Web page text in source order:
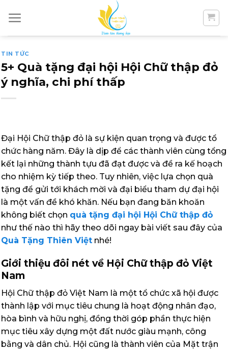
TIN TỨC
5+ Quà tặng đại hội Hội Chữ thập đỏ
ý nghĩa, chi phí thấp
Đại Hội Chữ thập đỏ là sự kiện quan trọng và được tổ
chức hàng năm. Đây là dịp để các thành viên cùng tổng
kết lại những thành tựu đã đạt được và đề ra kế hoạch
cho nhiệm kỳ tiếp theo. Tuy nhiên, việc lựa chọn quà
tặng để gửi tới khách mời và đại biểu tham dự đại hội
là một vấn đề khó khăn. Nếu bạn đang băn khoăn
không biết chọn quà tặng đại hội Hội Chữ thập đỏ
như thế nào thì hãy theo dõi ngay bài viết sau đây của
Quà Tặng Thiên Việt nhé!
Giới thiệu đôi nét về Hội Chữ thập đỏ Việt
Nam
Hội Chữ thập đỏ Việt Nam là một tổ chức xã hội được
thành lập với mục tiêu chung là hoạt động nhân đạo,
hòa bình và hữu nghị, đồng thời góp phần thực hiện
mục tiêu xây dựng một đất nước giàu mạnh, công
bằng và dân chủ. Hội cũng là thành viên của Mặt trận